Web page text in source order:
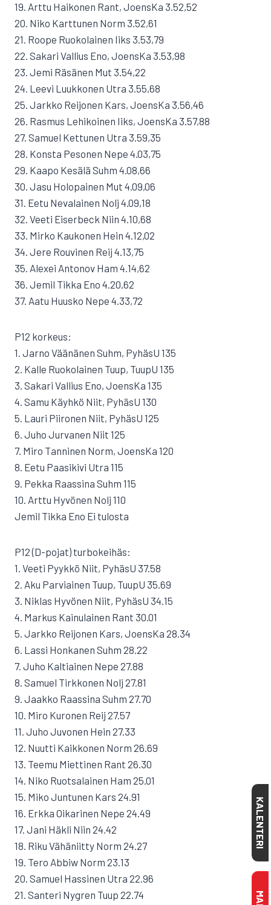
19. Arttu Haikonen Rant, JoensKa 3.52,52
20. Niko Karttunen Norm 3.52,61
21. Roope Ruokolainen Iiks 3.53,79
22. Sakari Vallius Eno, JoensKa 3.53,98
23. Jemi Räsänen Mut 3.54,22
24. Leevi Luukkonen Utra 3.55,68
25. Jarkko Reijonen Kars, JoensKa 3.56,46
26. Rasmus Lehikoinen Iiks, JoensKa 3.57,88
27. Samuel Kettunen Utra 3.59,35
28. Konsta Pesonen Nepe 4.03,75
29. Kaapo Kesälä Suhm 4.08,66
30. Jasu Holopainen Mut 4.09,06
31. Eetu Nevalainen Nolj 4.09,18
32. Veeti Eiserbeck Niin 4.10,68
33. Mirko Kaukonen Hein 4.12,02
34. Jere Rouvinen Reij 4.13,75
35. Alexei Antonov Ham 4.14,62
36. Jemil Tikka Eno 4.20,62
37. Aatu Huusko Nepe 4.33,72
P12 korkeus:
1. Jarno Väänänen Suhm, PyhäsU 135
2. Kalle Ruokolainen Tuup, TuupU 135
3. Sakari Vallius Eno, JoensKa 135
4. Samu Käyhkö Niit, PyhäsU 130
5. Lauri Piironen Niit, PyhäsU 125
6. Juho Jurvanen Niit 125
7. Miro Tanninen Norm, JoensKa 120
8. Eetu Paasikivi Utra 115
9. Pekka Raassina Suhm 115
10. Arttu Hyvönen Nolj 110
Jemil Tikka Eno Ei tulosta
P12 (D-pojat) turbokeihäs:
1. Veeti Pyykkö Niit, PyhäsU 37.58
2. Aku Parviainen Tuup, TuupU 35.69
3. Niklas Hyvönen Niit, PyhäsU 34.15
4. Markus Kainulainen Rant 30.01
5. Jarkko Reijonen Kars, JoensKa 28.34
6. Lassi Honkanen Suhm 28.22
7. Juho Kaltiainen Nepe 27.88
8. Samuel Tirkkonen Nolj 27.81
9. Jaakko Raassina Suhm 27.70
10. Miro Kuronen Reij 27.57
11. Juho Juvonen Hein 27.33
12. Nuutti Kaikkonen Norm 26.69
13. Teemu Miettinen Rant 26.30
14. Niko Ruotsalainen Ham 25.01
15. Miko Juntunen Kars 24.91
16. Erkka Oikarinen Nepe 24.49
17. Jani Häkli Niin 24.42
18. Riku Vähäniitty Norm 24.27
19. Tero Abbiw Norm 23.13
20. Samuel Hassinen Utra 22.96
21. Santeri Nygren Tuup 22.74
KALENTERI